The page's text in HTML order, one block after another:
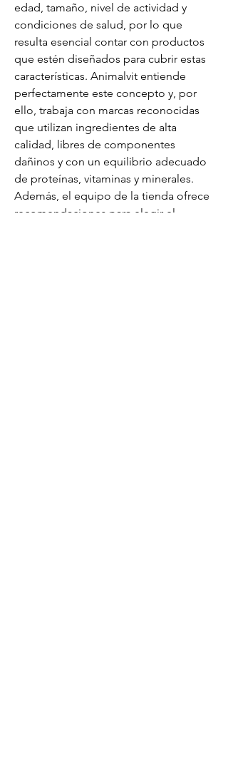
edad, tamaño, nivel de actividad y
condiciones de salud, por lo que
resulta esencial contar con productos
que estén diseñados para cubrir estas
características. Animalvit entiende
perfectamente este concepto y, por
ello, trabaja con marcas reconocidas
que utilizan ingredientes de alta
calidad, libres de componentes
dañinos y con un equilibrio adecuado
de proteínas, vitaminas y minerales.
Además, el equipo de la tienda ofrece
recomendaciones para elegir el